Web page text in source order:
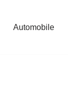
Automobile